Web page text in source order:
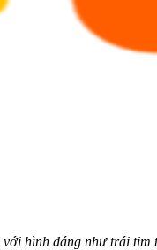
hình dáng như trái tim